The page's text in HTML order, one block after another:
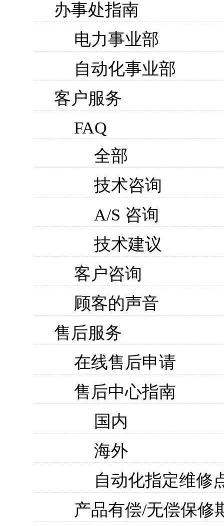
办事处指南
电力事业部
自动化事业部
客户服务
FAQ
全部
技术咨询
A/S 咨询
技术建议
客户咨询
顾客的声音
售后服务
在线售后申请
售后中心指南
国内
海外
自动化指定维修
产品有偿/无偿保修